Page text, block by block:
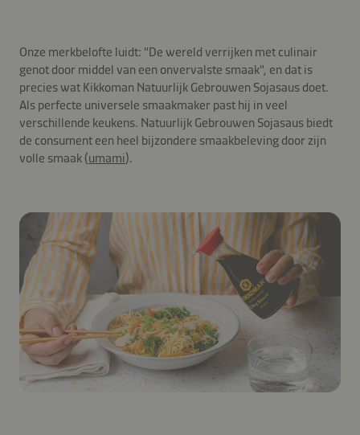
Onze merkbelofte luidt: "De wereld verrijken met culinair
genot door middel van een onvervalste smaak", en dat is
precies wat Kikkoman Natuurlijk Gebrouwen Sojasaus doet.
Als perfecte universele smaakmaker past hij in veel
verschillende keukens. Natuurlijk Gebrouwen Sojasaus biedt
de consument een heel bijzondere smaakbeleving door zijn
volle smaak (umami).